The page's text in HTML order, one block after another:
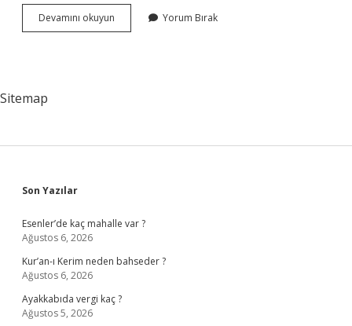
Devamını okuyun Zeburun
Ilk
Yorum Bırak
Sitemap
Sidebar
Son Yazılar
Esenler’de kaç mahalle var ?
Ağustos 6, 2026
Kur’an-ı Kerim neden bahseder ?
Ağustos 6, 2026
Ayakkabıda vergi kaç ?
Ağustos 5, 2026